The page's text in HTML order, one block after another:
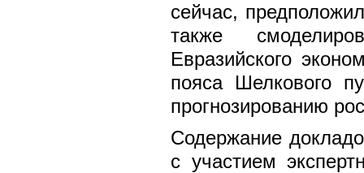
сейчас,
также
Евразийского
пояса Шелкового
прогнозированию
Содержание
с участием